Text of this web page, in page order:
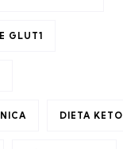
GLUT1
DIETA KETO